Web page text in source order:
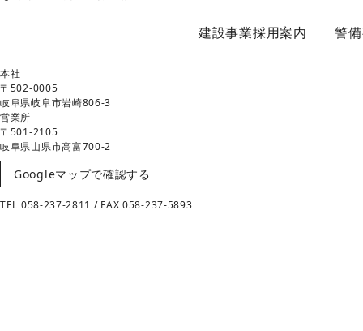
建設事業採用案内 警
本社
〒502-0005
岐阜県岐阜市岩崎806-3
営業所
〒501-2105
岐阜県山県市高富700-2
Googleマップで確認する
TEL 058-237-2811 / FAX 058-237-5893